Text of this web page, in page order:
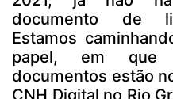
documento de
Estamos
papel, em que
documentos estão
CNH Digital no Rio